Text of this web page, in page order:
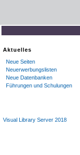
Aktuelles
Neue Seiten
Neuerwerbungslisten
Neue Datenbanken
Führungen und Schulungen
Visual Library Server 2018